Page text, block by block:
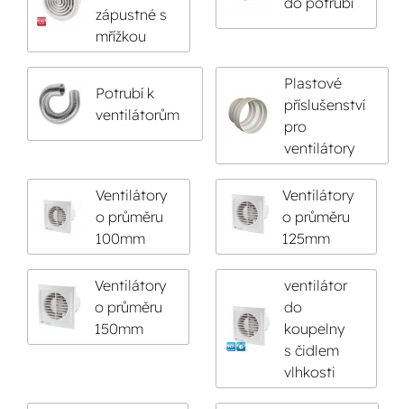
zápustné s
mřížkou
Potrubí k
ventilátorům
Plastové
příslušenství
pro
ventilátory
Ventilátory
o průměru
100mm
Ventilátory
o průměru
125mm
Ventilátory
o průměru
150mm
ventilátor
do
koupelny
s čidlem
vlhkosti